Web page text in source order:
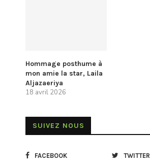
Hommage posthume à
mon amie la star, Laila
Aljazaeriya
18 avril 2026
SUIVEZ NOUS
FACEBOOK TWITTER